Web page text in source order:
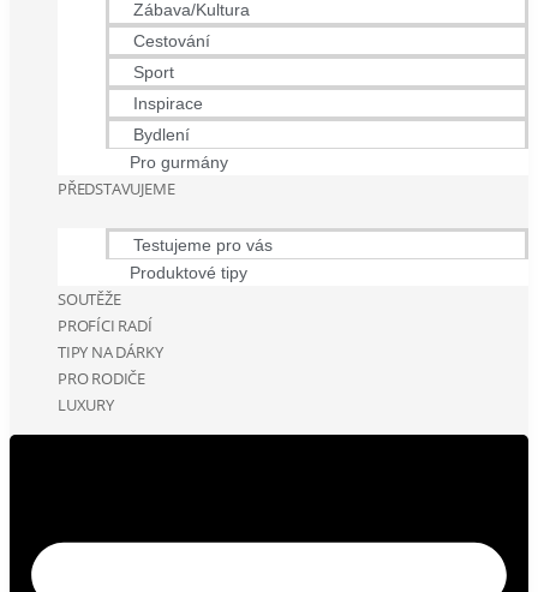
Zábava/Kultura
Cestování
Sport
Inspirace
Bydlení
Pro gurmány
PŘEDSTAVUJEME
Testujeme pro vás
Produktové tipy
SOUTĚŽE
PROFÍCI RADÍ
TIPY NA DÁRKY
PRO RODIČE
LUXURY